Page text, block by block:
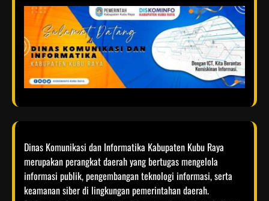
Dinas Komunikasi dan Informatika Kabupaten Kubu Raya
merupakan perangkat daerah yang bertugas mengelola
informasi publik, pengembangan teknologi informasi, serta
keamanan siber di lingkungan pemerintahan daerah.